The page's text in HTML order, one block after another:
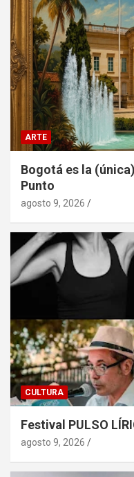
ARTE
Bogotá es la
Punto
agosto 9, 2026
CULTURA
Festival PULSO
agosto 9, 2026